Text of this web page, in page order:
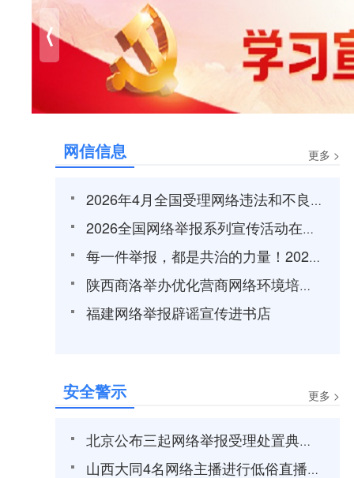
⟨
网信信息 更多 >
2026年4月全国受理网络违法和不良信息举报1686.1万件
2026全国网络举报系列宣传活动在上海启动
每一件举报，都是共治的力量！2026年吉林省网络举报辟谣宣传周正式启幕
陕西商洛举办优化营商网络环境培训班
福建网络举报辟谣宣传进书店
安全警示 更多 >
北京公布三起网络举报受理处置典型案例
山西大同4名网络主播进行低俗直播被依法处罚